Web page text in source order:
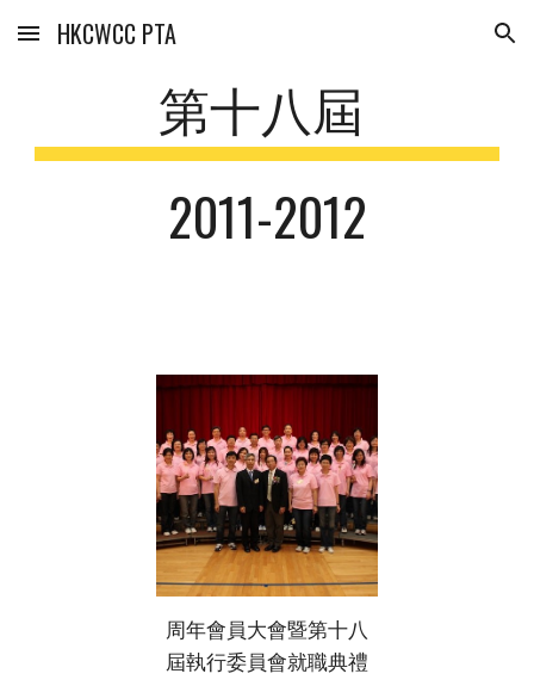
Skip to main content Skip to navigation
HKCWCC PTA
第十八屆
2011-2012
周年會員大會暨第十八
屆執行委員會就職典禮